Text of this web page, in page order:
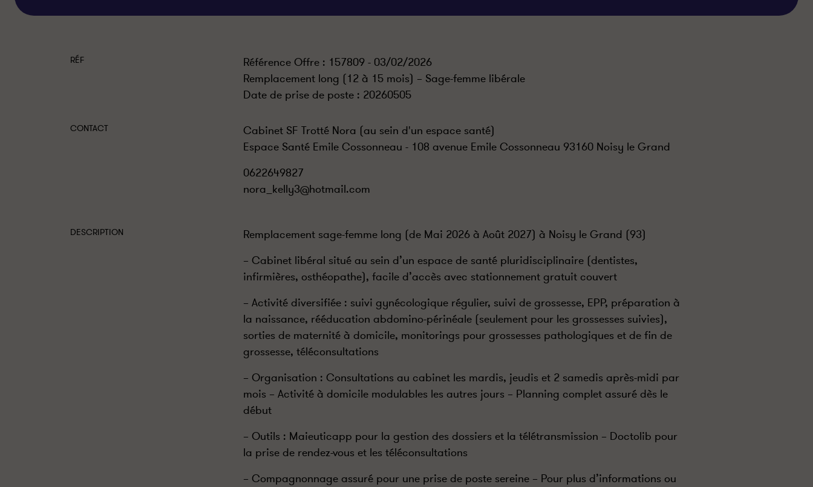
RÉF
Référence Offre : 157809 - 03/02/2026
Remplacement long (12 à 15 mois) – Sage-femme libérale
Date de prise de poste : 20260505
CONTACT
Cabinet SF Trotté Nora (au sein d'un espace santé)
Espace Santé Emile Cossonneau - 108 avenue Emile Cossonneau 93160 Noisy le Grand
0622649827
nora_kelly3@hotmail.com
DESCRIPTION
Remplacement sage-femme long (de Mai 2026 à Août 2027) à Noisy le Grand (93)
– Cabinet libéral situé au sein d’un espace de santé pluridisciplinaire (dentistes,
infirmières, osthéopathe), facile d’accès avec stationnement gratuit couvert
– Activité diversifiée : suivi gynécologique régulier, suivi de grossesse, EPP, préparation à
la naissance, rééducation abdomino-périnéale (seulement pour les grossesses suivies),
sorties de maternité à domicile, monitorings pour grossesses pathologiques et de fin de
grossesse, téléconsultations
– Organisation : Consultations au cabinet les mardis, jeudis et 2 samedis après-midi par
mois – Activité à domicile modulables les autres jours – Planning complet assuré dès le
début
– Outils : Maieuticapp pour la gestion des dossiers et la télétransmission – Doctolib pour
la prise de rendez-vous et les téléconsultations
– Compagnonnage assuré pour une prise de poste sereine – Pour plus d’informations ou